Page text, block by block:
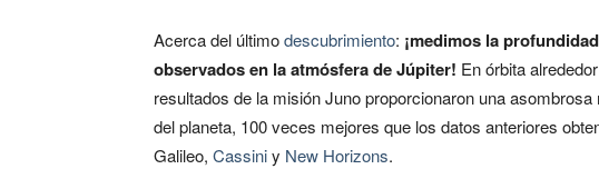
Acerca del últimodescubrimiento: ¡medimos la
observados en la atmósfera de Júpiter! En órbita
resultados de la misión Juno proporcionaron una
del planeta, 100 veces mejores que los datos anteriores
Galileo, Cassiniy New Horizons.